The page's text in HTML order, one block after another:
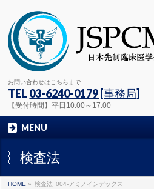
お問い合わせはこちらまで
TEL 03-6240-0179 [事務局]
【受付時間】平日10:00～17:00
MENU
検査法
HOME » 検査法 004-アミノインデックス